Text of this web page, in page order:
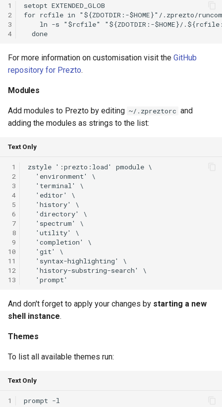
1
2
3
4
setopt EXTENDED_GLOB
for rcfile in "${ZDOTDIR:-$HOME}"/.zprezto/
ln -s "$rcfile" "${ZDOTDIR:-$HOME}/
For more information on customisation visit the GitHub
repository for Prezto.
Modules
Add modules to Prezto by editing ~/.zpreztorc and
adding the modules as strings to the list:
Text Only
1
2
3
4
5
6
7
8
9
10
11
12
13
zstyle ':prezto:load' pmodule \
  'environment' \
  'terminal' \
  'editor' \
  'history' \
  'directory' \
  'spectrum' \
  'utility' \
  'completion' \
  'git' \
  'syntax-highlighting' \
  'history-substring-search' \
And don't forget to apply your changes by starting a new
shell instance.
Themes
To list all available themes run:
Text Only
1